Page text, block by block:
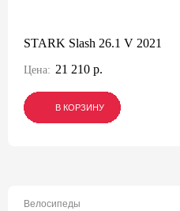
STARK Slash 26.1 V 2021
Цена: 21 210 р.
В КОРЗИНУ
В КОРЗИНУ
В КОРЗИНУ
Велосипеды